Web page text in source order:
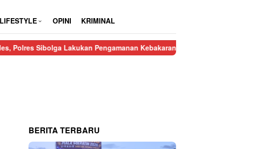
LIFESTYLE OPINI KRIMINAL
Lakukan Pengamanan Kebakaran Pasar Nauli Kurang dari 24 Jam, Polisi
BERITA TERBARU